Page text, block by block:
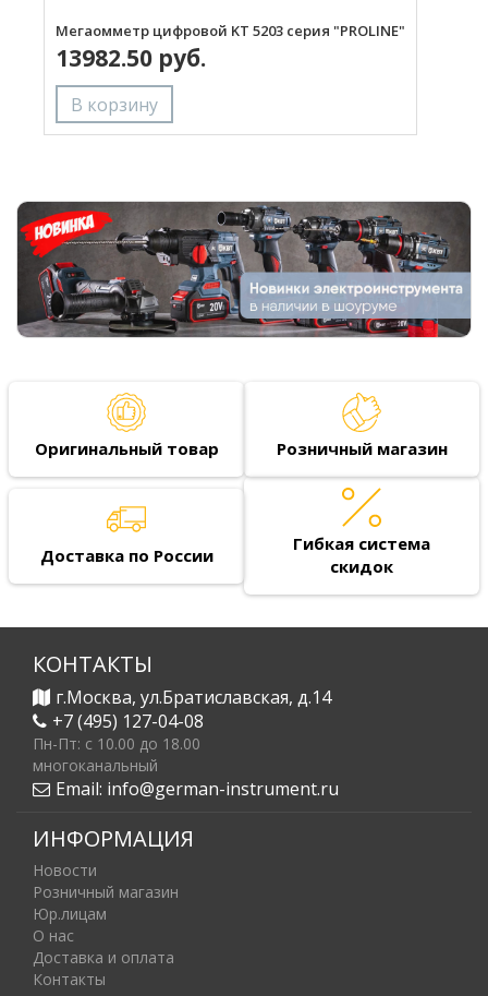
Мегаомметр цифровой KT 5203 серия "PROLINE"
13982.50 руб.
Оригинальный товар Розничный магазин
Доставка по России
Гибкая система
скидок
КОНТАКТЫ
г.Москва, ул.Братиславская, д.14
+7 (495) 127-04-08
Пн-Пт: c 10.00 до 18.00
многоканальный
Email: info@german-instrument.ru
ИНФОРМАЦИЯ
Новости
Розничный магазин
Юр.лицам
О нас
Доставка и оплата
Контакты